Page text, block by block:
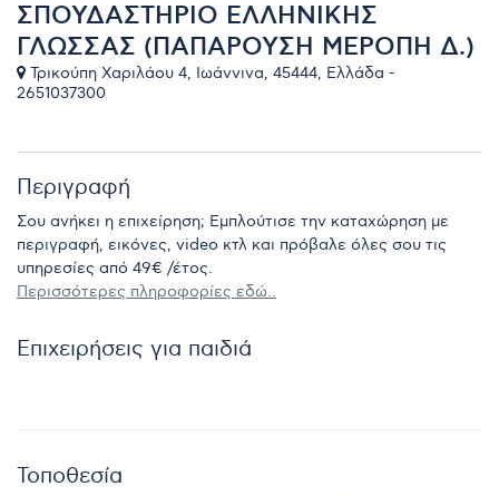
ΣΠΟΥΔΑΣΤΗΡΙΟ ΕΛΛΗΝΙΚΗΣ
ΓΛΩΣΣΑΣ (ΠΑΠΑΡΟΥΣΗ ΜΕΡΟΠΗ Δ.)
Τρικούπη Χαριλάου 4, Ιωάννινα, 45444, Ελλάδα -
2651037300
Περιγραφή
Σου ανήκει η επιχείρηση; Εμπλούτισε την καταχώρηση με
περιγραφή, εικόνες, video κτλ και πρόβαλε όλες σου τις
υπηρεσίες από 49€ /έτος.
Περισσότερες πληροφορίες εδώ..
Επιχειρήσεις για παιδιά
Τοποθεσία